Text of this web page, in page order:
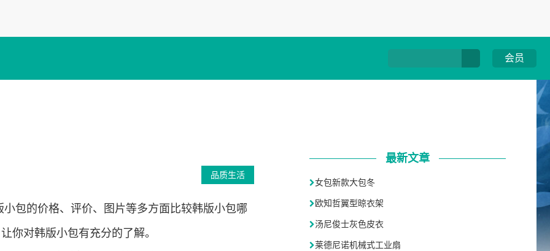
会员
品质生活
包的价格、评价、图片等多方面比较韩版小包哪
你对韩版小包有充分的了解。
最新文章
女包新款大包冬
欧知哲翼型晾衣架
汤尼俊士灰色皮衣
莱德尼诺机械式工业扇